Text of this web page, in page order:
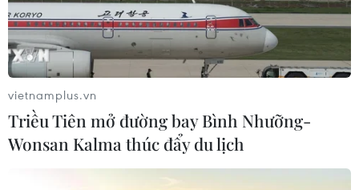
vietnamplus.vn
Triều Tiên mở đường bay Bình Nhưỡng-
Wonsan Kalma thúc đẩy du lịch